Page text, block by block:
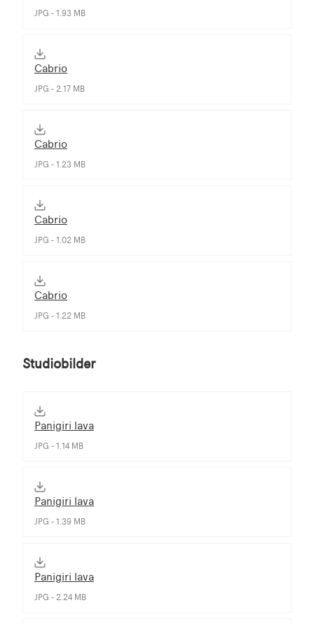
JPG - 1.93 MB
Cabrio
JPG - 2.17 MB
Cabrio
JPG - 1.23 MB
Cabrio
JPG - 1.02 MB
Cabrio
JPG - 1.22 MB
Studiobilder
Panigiri lava
JPG - 1.14 MB
Panigiri lava
JPG - 1.39 MB
Panigiri lava
JPG - 2.24 MB